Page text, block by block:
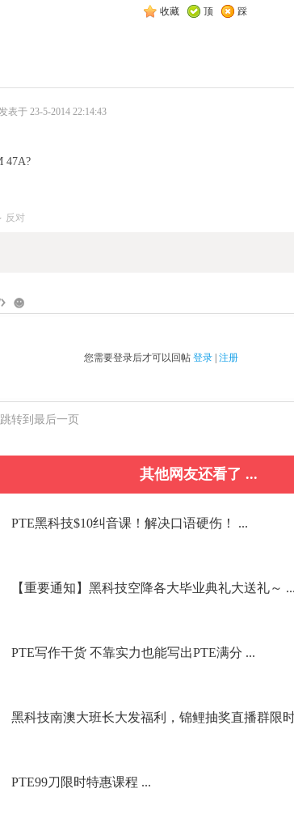
收藏 顶 踩
表于 23-5-2014 22:14:43
47A?
反对
您需要登录后才可以回帖 登录 | 注册
转到最后一页
其他网友还看了 ...
PTE黑科技$10纠音课！解决口语硬伤！ ...
【重要通知】黑科技空降各大毕业典礼大送礼～ ...
PTE写作干货 不靠实力也能写出PTE满分 ...
黑科技南澳大班长大发福利，锦鲤抽奖直播群限
PTE99刀限时特惠课程 ...